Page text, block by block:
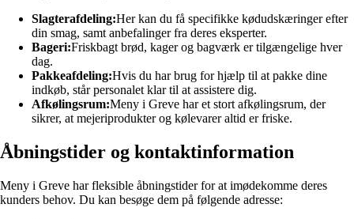
Slagterafdeling:Her kan du få specifikke kødudskæringer efter
din smag, samt anbefalinger fra deres eksperter.
Bageri:Friskbagt brød, kager og bagværk er tilgængelige hver
dag.
Pakkeafdeling:Hvis du har brug for hjælp til at pakke dine
indkøb, står personalet klar til at assistere dig.
Afkølingsrum:Meny i Greve har et stort afkølingsrum, der
sikrer, at mejeriprodukter og kølevarer altid er friske.
Åbningstider og kontaktinformation
Meny i Greve har fleksible åbningstider for at imødekomme deres
kunders behov. Du kan besøge dem på følgende adresse: